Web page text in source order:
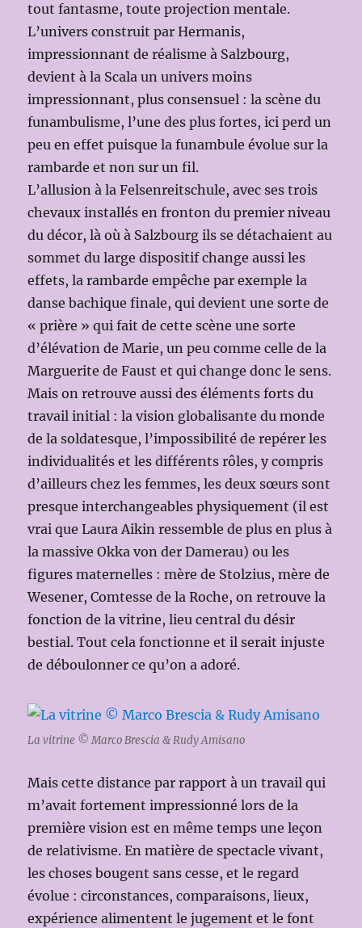
tout fantasme, toute projection mentale.
L’univers construit par Hermanis,
impressionnant de réalisme à Salzbourg,
devient à la Scala un univers moins
impressionnant, plus consensuel : la scène du
funambulisme, l’une des plus fortes, ici perd un
peu en effet puisque la funambule évolue sur la
rambarde et non sur un fil.
L’allusion à la Felsenreitschule, avec ses trois
chevaux installés en fronton du premier niveau
du décor, là où à Salzbourg ils se détachaient au
sommet du large dispositif change aussi les
effets, la rambarde empêche par exemple la
danse bachique finale, qui devient une sorte de
« prière » qui fait de cette scène une sorte
d’élévation de Marie, un peu comme celle de la
Marguerite de Faust et qui change donc le sens.
Mais on retrouve aussi des éléments forts du
travail initial : la vision globalisante du monde
de la soldatesque, l’impossibilité de repérer les
individualités et les différents rôles, y compris
d’ailleurs chez les femmes, les deux sœurs sont
presque interchangeables physiquement (il est
vrai que Laura Aikin ressemble de plus en plus à
la massive Okka von der Damerau) ou les
figures maternelles : mère de Stolzius, mère de
Wesener, Comtesse de la Roche, on retrouve la
fonction de la vitrine, lieu central du désir
bestial. Tout cela fonctionne et il serait injuste
de déboulonner ce qu’on a adoré.
La vitrine © Marco Brescia & Rudy Amisano
Mais cette distance par rapport à un travail qui
m’avait fortement impressionné lors de la
première vision est en même temps une leçon
de relativisme. En matière de spectacle vivant,
les choses bougent sans cesse, et le regard
évolue : circonstances, comparaisons, lieux,
expérience alimentent le jugement et le font